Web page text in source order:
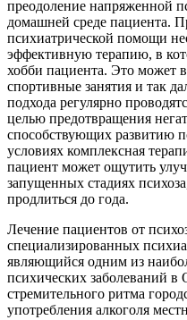
преодоление напряженной
домашней среде пациента.
психиатрической помощи
эффективную терапию, в
хобби пациента. Это может
спортивные занятия и так
подхода регулярно
целью предотвращения
способствующих развитию
условиях комплексная
пациент может ощутить
запущенных стадиях
продлиться до года.
Лечение пациентов от
специализированных
являющийся одним из
психических заболеваний в
стремительного ритма
употребления алкоголя